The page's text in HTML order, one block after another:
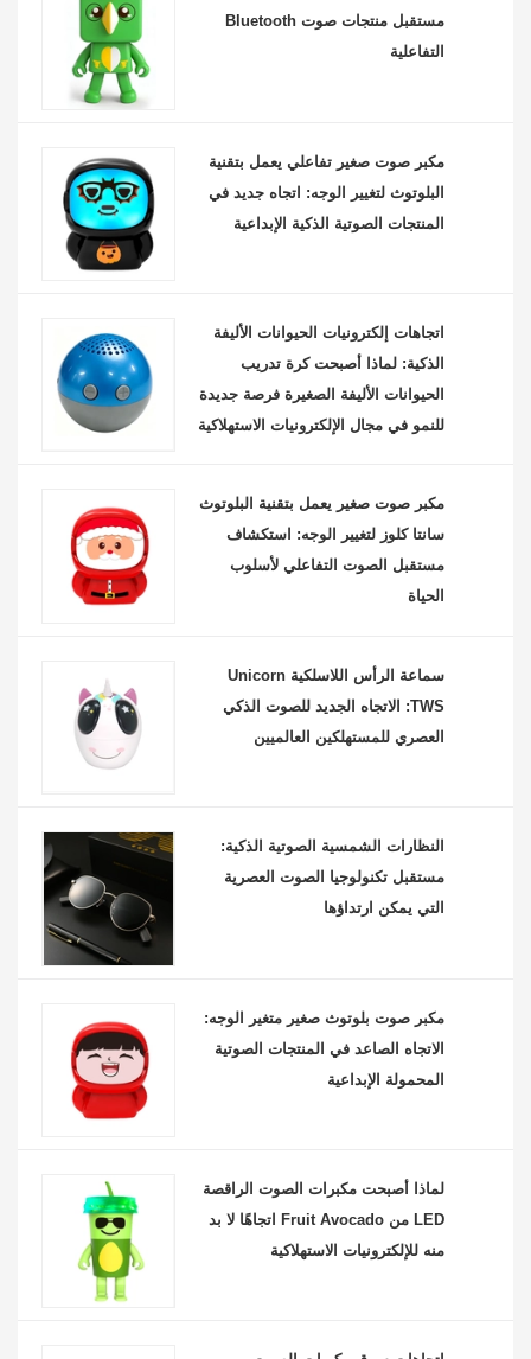
مستقبل منتجات صوت Bluetooth
التفاعلية
مكبر صوت صغير تفاعلي يعمل بتقنية
البلوتوث لتغيير الوجه: اتجاه جديد في
المنتجات الصوتية الذكية الإبداعية
اتجاهات إلكترونيات الحيوانات الأليفة
الذكية: لماذا أصبحت كرة تدريب
الحيوانات الأليفة الصغيرة فرصة جديدة
للنمو في مجال الإلكترونيات الاستهلاكية
مكبر صوت صغير يعمل بتقنية البلوتوث
سانتا كلوز لتغيير الوجه: استكشاف
مستقبل الصوت التفاعلي لأسلوب
الحياة
سماعة الرأس اللاسلكية Unicorn
TWS: الاتجاه الجديد للصوت الذكي
العصري للمستهلكين العالميين
النظارات الشمسية الصوتية الذكية:
مستقبل تكنولوجيا الصوت العصرية
التي يمكن ارتداؤها
مكبر صوت بلوتوث صغير متغير الوجه:
الاتجاه الصاعد في المنتجات الصوتية
المحمولة الإبداعية
لماذا أصبحت مكبرات الصوت الراقصة
LED من Fruit Avocado اتجاهًا لا بد
منه للإلكترونيات الاستهلاكية